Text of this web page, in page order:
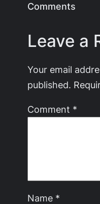
Comments
Leave a
Your email
published.
Comment *
Name *